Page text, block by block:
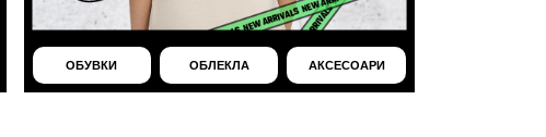
ОБУВКИ ОБЛЕКЛА АКСЕСОАРИ